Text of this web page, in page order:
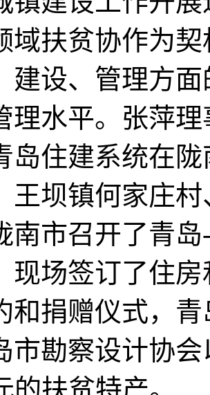
域扶贫协作为
建设、管理方
理水平。张萍
岛住建系统在
王坝镇何家庄
南市召开了青
现场签订了住
和捐赠仪式，
市勘察设计协
的扶贫特产。